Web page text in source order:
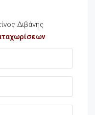
Διβάνης